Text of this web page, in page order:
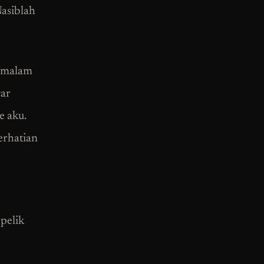
aku.
pelik